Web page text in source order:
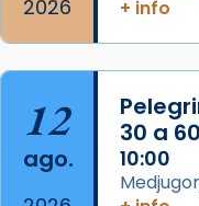
2026
+ info
12
ago.
30 a
10:00